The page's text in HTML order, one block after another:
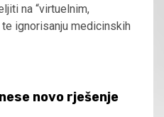
na “virtuelnim,
ignorisanju medicinskih
novo rješenje